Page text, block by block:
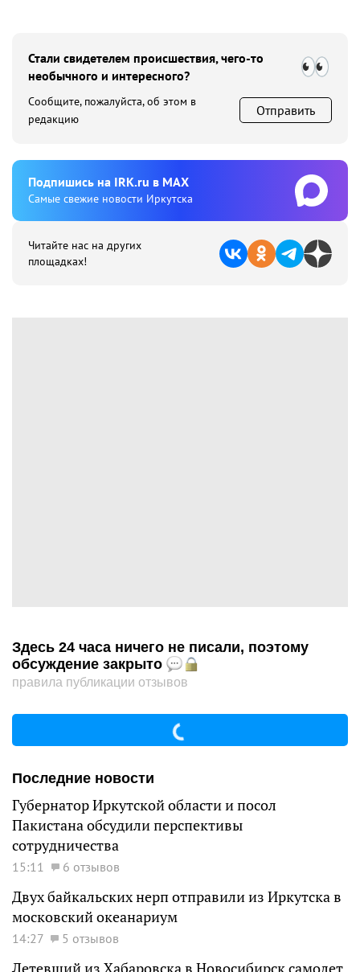
Стали свидетелем происшествия, чего-то
необычного и интересного?
Сообщите, пожалуйста, об этом в
редакцию
Отправить
Подпишиcь на IRK.ru в MAX
Cамые свежие новости Иркутска
Читайте нас на других
площадках!
Здесь 24 часа ничего не писали, поэтому
обсуждение закрыто
правила публикации отзывов
Последние новости
Губернатор Иркутской области и посол
Пакистана обсудили перспективы
сотрудничества
15:11 6 отзывов
Двух байкальских нерп отправили из Иркутска в
московский океанариум
14:27 5 отзывов